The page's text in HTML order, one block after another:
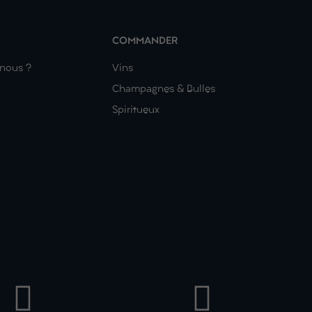
?
COMMANDER
Vins
Champagnes & Bulles
Spiritueux